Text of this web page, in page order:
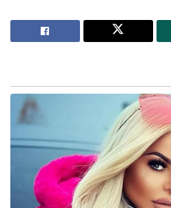
സർക്കാർ വിജ്ഞാപനം
ഡിവിഷൻ ബെഞ്ച്
പാർട്ടിക്ക് വേണ്ടി
ജയിലിൽ അടയ്ക്കപ്പെട്ടത്,
നിന്ന് കുത്തരുത്;
അർജുൻ ആയങ്കി
സാധാരണക്കാർക്കും
തരത്തിലുള്ള ട്രാൻസാക്ഷൻ
; യു.പി.ഐ
കേന്ദ്രസർക്കാർ